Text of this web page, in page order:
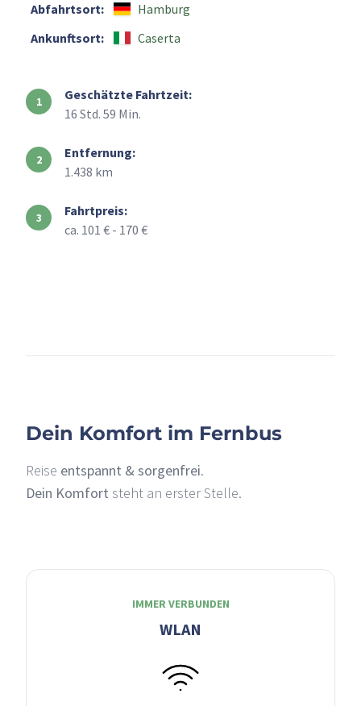
Abfahrtsort:
Hamburg
Ankunftsort:
Caserta
Geschätzte Fahrtzeit:
16 Std. 59 Min.
Entfernung:
1.438 km
Fahrtpreis:
ca. 101 € - 170 €
Dein Komfort im Fernbus
Reise entspannt & sorgenfrei.
Dein Komfort steht an erster Stelle.
IMMER VERBUNDEN
WLAN